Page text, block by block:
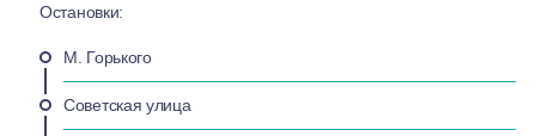
Остановки:
М. Горького
Советская улица